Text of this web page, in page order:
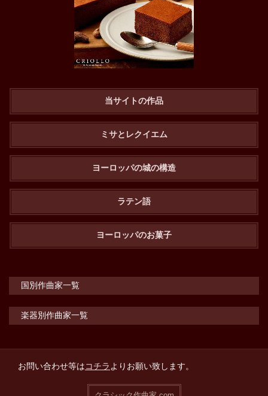
当サイトの作品
ミサとレクイエム
ヨーロッパの城の構造
ラテン語
ヨーロッパのお菓子
国別作曲家一覧
楽器別作曲家一覧
お問い合わせ等はコチラよりお願い致します。